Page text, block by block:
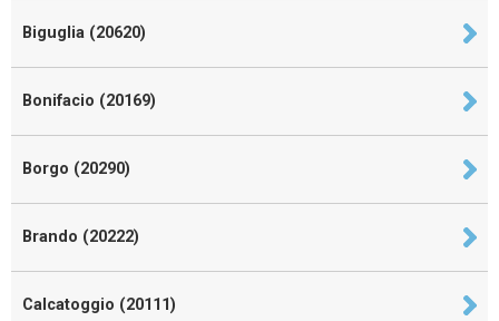
Biguglia (20620)
Bonifacio (20169)
Borgo (20290)
Brando (20222)
Calcatoggio (20111)